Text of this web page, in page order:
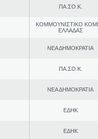
ΠΑ.ΣΟ.Κ.
ΚΟΜΜΟΥΝΙΣΤΙΚΟ
ΕΛΛΑΔΑΣ
ΝΕΑ ΔΗΜΟΚΡΑΤΙΑ
ΠΑ.ΣΟ.Κ.
ΝΕΑ ΔΗΜΟΚΡΑΤΙΑ
ΕΔΗΚ
ΕΔΗΚ